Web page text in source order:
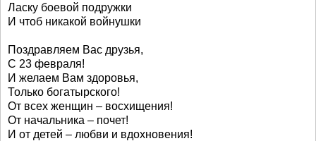
Ласку боевой подружки
И чтоб никакой войнушки
Поздравляем Вас друзья,
С 23 февраля!
И желаем Вам здоровья,
Только богатырского!
От всех женщин – восхищения!
От начальника – почет!
И от детей – любви и вдохновения!